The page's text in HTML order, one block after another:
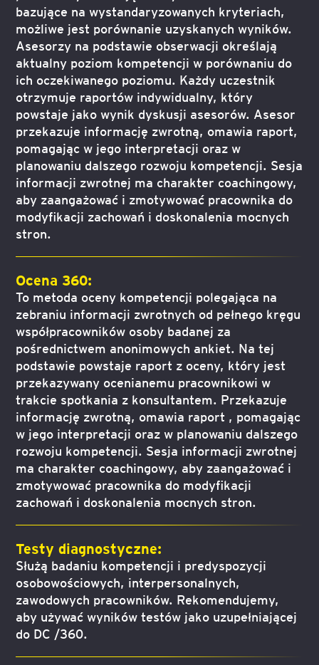
bazujące na wystandaryzowanych kryteriach,
możliwe jest porównanie uzyskanych wyników.
Asesorzy na podstawie obserwacji określają
aktualny poziom kompetencji w porównaniu do
ich oczekiwanego poziomu. Każdy uczestnik
otrzymuje raportów indywidualny, który
powstaje jako wynik dyskusji asesorów. Asesor
przekazuje informację zwrotną, omawia raport,
pomagając w jego interpretacji oraz w
planowaniu dalszego rozwoju kompetencji. Sesja
informacji zwrotnej ma charakter coachingowy,
aby zaangażować i zmotywować pracownika do
modyfikacji zachowań i doskonalenia mocnych
stron.
Ocena 360:
To metoda oceny kompetencji polegająca na
zebraniu informacji zwrotnych od pełnego kręgu
współpracowników osoby badanej za
pośrednictwem anonimowych ankiet. Na tej
podstawie powstaje raport z oceny, który jest
przekazywany ocenianemu pracownikowi w
trakcie spotkania z konsultantem. Przekazuje
informację zwrotną, omawia raport , pomagając
w jego interpretacji oraz w planowaniu dalszego
rozwoju kompetencji. Sesja informacji zwrotnej
ma charakter coachingowy, aby zaangażować i
zmotywować pracownika do modyfikacji
zachowań i doskonalenia mocnych stron.
Testy diagnostyczne:
Służą badaniu kompetencji i predyspozycji
osobowościowych, interpersonalnych,
zawodowych pracowników. Rekomendujemy,
aby używać wyników testów jako uzupełniającej
do DC /360.